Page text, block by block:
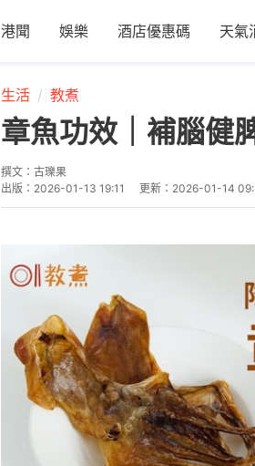
港聞 娛樂 酒店優惠碼 天氣
生活 教煮
章魚功效｜補腦健
撰文： 古瓅果
出版： 2026-01-13 19:11 更新： 2026-01-14